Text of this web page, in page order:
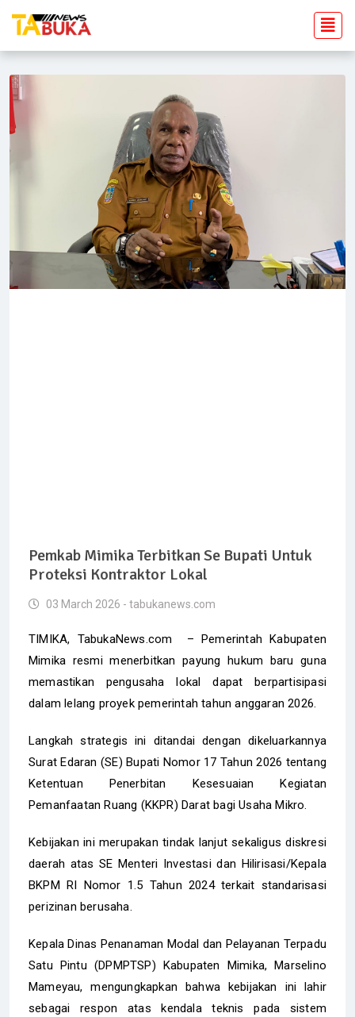
Pemkab Mimika Terbitkan Se Bupati Untuk
Proteksi Kontraktor Lokal
03 March 2026 - tabukanews.com
TIMIKA, TabukaNews.com – Pemerintah Kabupaten
Mimika resmi menerbitkan payung hukum baru guna
memastikan pengusaha lokal dapat berpartisipasi
dalam lelang proyek pemerintah tahun anggaran 2026.
Langkah strategis ini ditandai dengan dikeluarkannya
Surat Edaran (SE) Bupati Nomor 17 Tahun 2026 tentang
Ketentuan Penerbitan Kesesuaian Kegiatan
Pemanfaatan Ruang (KKPR) Darat bagi Usaha Mikro.
Kebijakan ini merupakan tindak lanjut sekaligus diskresi
daerah atas SE Menteri Investasi dan Hilirisasi/Kepala
BKPM RI Nomor 1.5 Tahun 2024 terkait standarisasi
perizinan berusaha.
​Kepala Dinas Penanaman Modal dan Pelayanan Terpadu
Satu Pintu (DPMPTSP) Kabupaten Mimika, Marselino
Mameyau, mengungkapkan bahwa kebijakan ini lahir
sebagai respon atas kendala teknis pada sistem